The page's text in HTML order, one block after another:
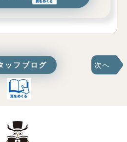
ッフブログ 次へ